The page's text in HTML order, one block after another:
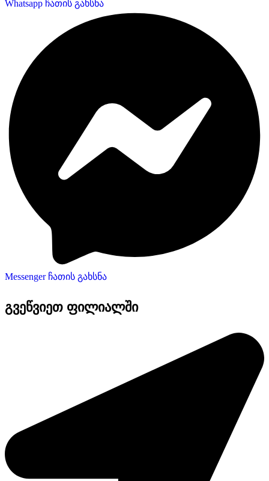
Whatsapp ჩათის გახსნა
Messenger ჩათის გახსნა
გვეწვიეთ ფილიალში​